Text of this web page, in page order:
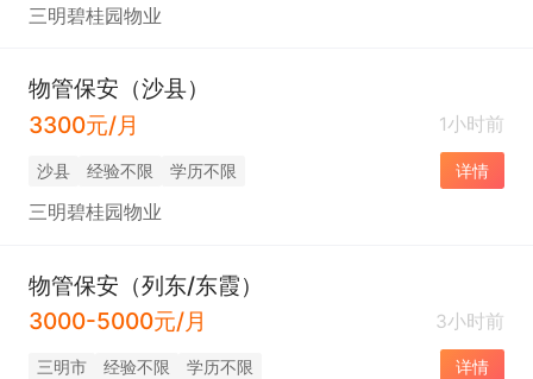
三明碧桂园物业
物管保安（沙县）
3300元/月
1小时前
沙县 经验不限 学历不限 详情
三明碧桂园物业
物管保安（列东/东霞）
3000-5000元/月
3小时前
三明市 经验不限 学历不限 详情